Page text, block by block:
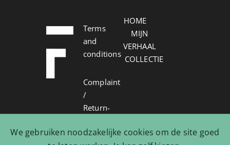
We gebruiken noodzakelijke cookies om de site goed
Terms
and
conditions
Complaint
/
Return-
form
HOME
MIJN
VERHAAL
COLLECTIE